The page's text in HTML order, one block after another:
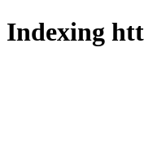
Indexing